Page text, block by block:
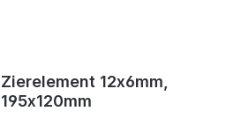
Zierelement 12x6mm,
195x120mm